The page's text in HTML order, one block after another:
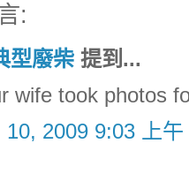
:
型廢柴 提到...
wife took photos
10, 2009 9:03 上午